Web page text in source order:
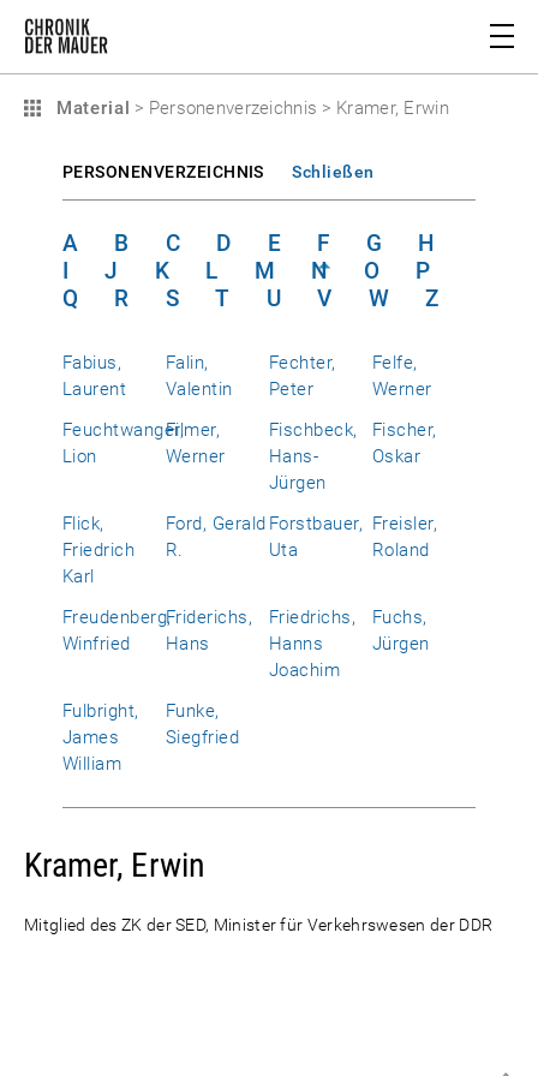
Material > Personenverzeichnis > Kramer, Erwin
PERSONENVERZEICHNIS Schließen
A B C D E F G
H
I
J K L M N O
P
Q
R S T U V W Z
Fabius,
Laurent
Falin,
Valentin
Fechter,
Peter
Felfe,
Werner
Feuchtwanger,
Lion
Filmer,
Werner
Fischbeck,
Hans-
Jürgen
Fischer,
Oskar
Flick,
Friedrich
Karl
Ford, Gerald
R.
Forstbauer,
Uta
Freisler,
Roland
Freudenberg,
Winfried
Friderichs,
Hans
Friedrichs,
Hanns
Joachim
Fuchs,
Jürgen
Fulbright,
James
William
Funke,
Siegfried
Kramer, Erwin
Mitglied des ZK der SED, Minister für Verkehrswesen der DDR